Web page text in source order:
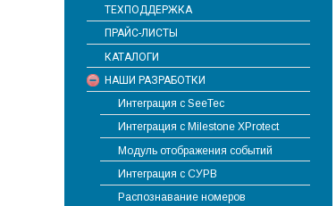
ТЕХПОДДЕРЖКА
ПРАЙС-ЛИСТЫ
КАТАЛОГИ
НАШИ РАЗРАБОТКИ
Интеграция с SeeTec
Интеграция с Milestone XProtect
Модуль отображения событий
Интеграция с СУРВ
Распознавание номеров